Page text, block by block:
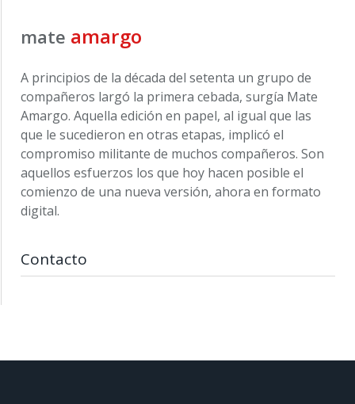
mate amargo
A principios de la década del setenta un grupo de
compañeros largó la primera cebada, surgía Mate
Amargo. Aquella edición en papel, al igual que las
que le sucedieron en otras etapas, implicó el
compromiso militante de muchos compañeros. Son
aquellos esfuerzos los que hoy hacen posible el
comienzo de una nueva versión, ahora en formato
digital.
Contacto